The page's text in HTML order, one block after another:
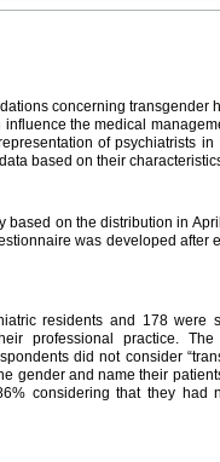
concerning transgender
the medical
of psychiatrists
based on their
based on the distribution in
was developed after
residents and 178 were
professional practice. The
did not consider
gender and name their
considering that they